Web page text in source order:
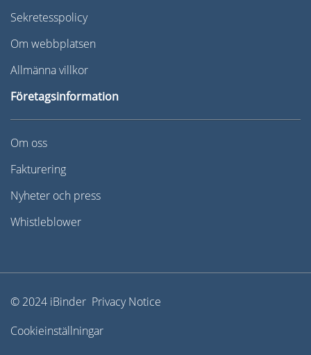
Sekretesspolicy
Om webbplatsen
Allmänna villkor
Företagsinformation
Om oss
Fakturering
Nyheter och press
Whistleblower
© 2024 iBinder Privacy Notice
Cookieinställningar